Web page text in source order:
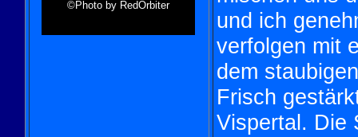
©Photo by RedOrbiter
und ich
verfolgen mit
dem
Frisch
Vispertal. Die